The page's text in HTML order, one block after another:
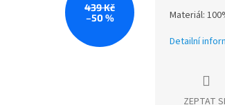
439 Kč
–50 %
Materiál:
Detailní
ZEPTAT